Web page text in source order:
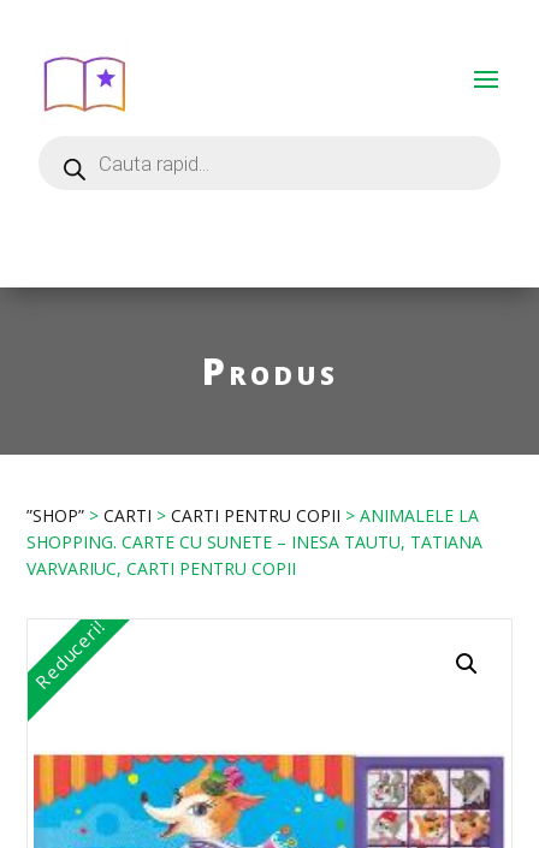
Produs
”SHOP” >CARTI >CARTI PENTRU COPII > ANIMALELE LA
SHOPPING. CARTE CU SUNETE – INESA TAUTU, TATIANA
VARVARIUC, CARTI PENTRU COPII
Reduceri!